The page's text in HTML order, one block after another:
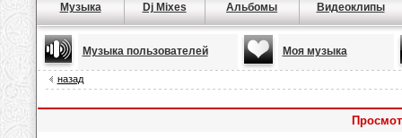
Музыка Dj Mixes Альбомы Видеоклипы
Музыка пользователей Моя музыка
назад